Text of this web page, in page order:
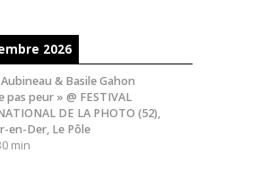
2026
& Basile Gahon
pas peur » @ FESTIVAL
DE LA PHOTO (52),
en-Der, Le Pôle
min